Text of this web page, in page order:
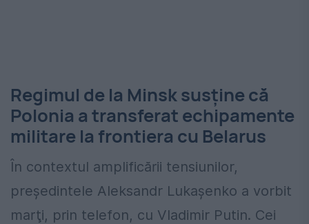
Regimul de la Minsk susţine că
Polonia a transferat echipamente
militare la frontiera cu Belarus
În contextul amplificării tensiunilor,
preşedintele Aleksandr Lukaşenko a vorbit
marţi, prin telefon, cu Vladimir Putin. Cei